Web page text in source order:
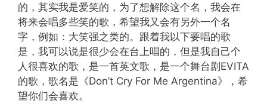
的，其实我是爱笑的，为了想解除这个名，我会在
将来会唱多些笑的歌，希望我又会有另外一个名
字，例如：大笑强之类的。跟着我以下要唱的歌
是，我可以说是很少会在台上唱的，但是我自己个
人很喜欢的歌，是一首英文歌，是一个舞台剧EVITA
的歌，歌名是《Don’t Cry For Me Argentina》，希
望你们会喜欢。